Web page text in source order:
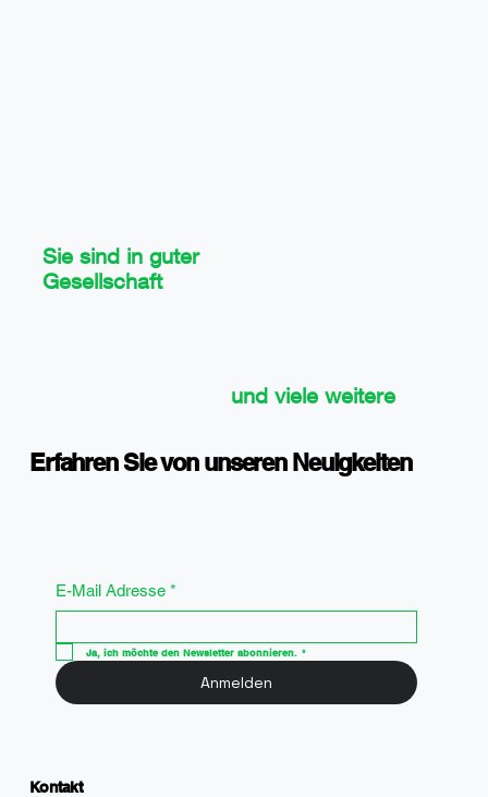
Sie sind in guter
Gesellschaft
und viele weitere
Kontakt
E-Mail Adresse *
Ja, ich möchte den Newsletter abonnieren. *
Anmelden
Erfahren Sie von unseren Neuigkeiten